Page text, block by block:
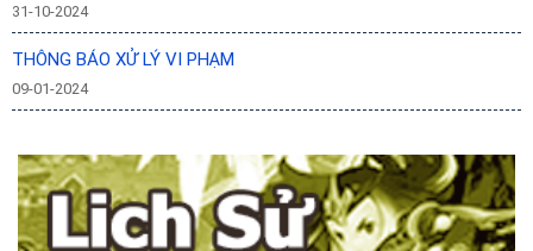
31-10-2024
THÔNG BÁO XỬ LÝ VI PHẠM
09-01-2024